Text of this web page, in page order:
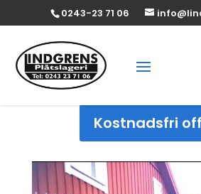
0243-23 71 06
Kostnadsfri